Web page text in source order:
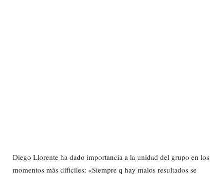
Diego Llorente ha dado importancia a la unidad del grupo en los
momentos más difíciles: «Siempre q hay malos resultados se